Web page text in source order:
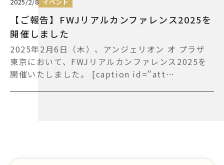
【ご報告】FWJリアルカンファレンス2025を
開催しました
2025年2月6日（木）、アンジェリオン オ プラザ
東京において、FWJリアルカンファレンス2025を
開催いたしました。 [caption id="att…